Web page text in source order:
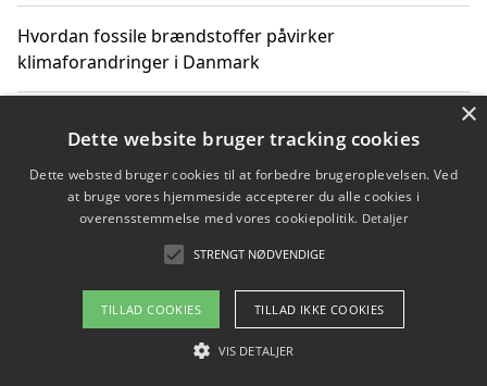
Hvordan fossile brændstoffer påvirker
klimaforandringer i Danmark
klimaændringer
Hvordan citater om fossile brændstoffer kan ændre
Copyright 2026 - Pilanto Aps
Om / kontakt
×
Dette website bruger tracking cookies
Dette websted bruger cookies til at forbedre brugeroplevelsen. Ved
at bruge vores hjemmeside accepterer du alle cookies i
overensstemmelse med vores cookiepolitik. Detaljer
STRENGT NØDVENDIGE
TILLAD COOKIES TILLAD IKKE COOKIES
VIS DETALJER